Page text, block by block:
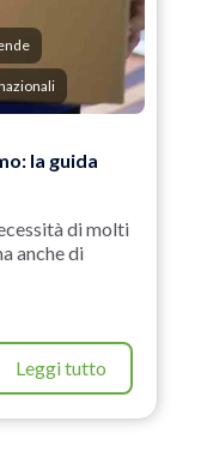
la guida
di molti
anche di
Leggi tutto